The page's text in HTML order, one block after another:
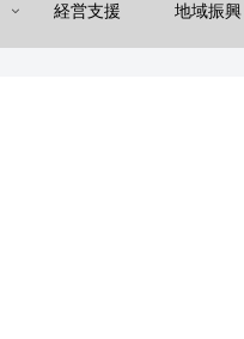
経営支援 地域振興